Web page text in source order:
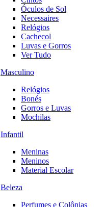
Óculos de Sol
Necessaires
Relógios
Cachecol
Luvas e Gorros
Ver Tudo
Masculino
Relógios
Bonés
Gorros e Luvas
Mochilas
Infantil
Meninas
Meninos
Material Escolar
Beleza
Perfumes e Colônias